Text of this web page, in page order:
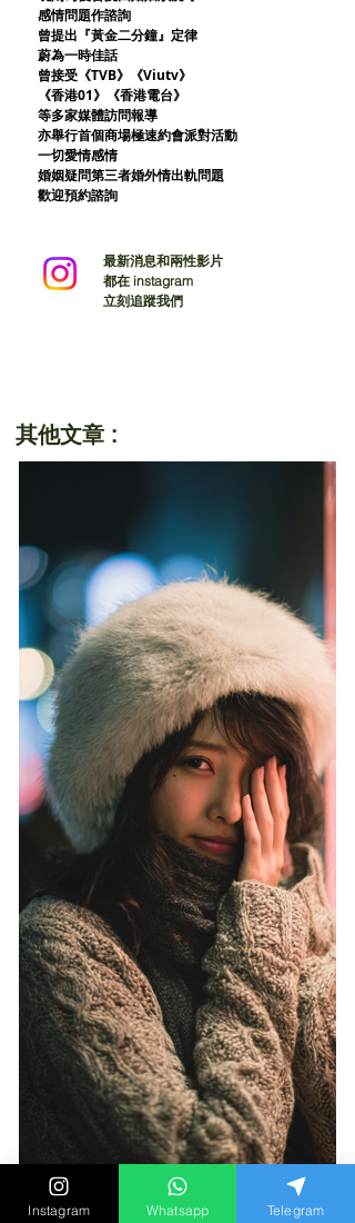
感情問題作諮詢
曾提出『黃金二分鐘』定律
蔚為一時佳話
曾接受《TVB》《Viutv》
《香港01》
《香港電台》
等多家媒體訪問報導
亦舉行首個商場極速約會派對活動
一切愛情感情
婚姻疑問第三者婚外情出軌問題
歡迎預約諮詢
最新消息和兩性影片
都在 instagram
立刻追蹤我們
其他文章 :
Instagram Whatsapp Telegram